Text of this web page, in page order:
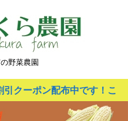
野菜農園
ーポン配布中です！こちら